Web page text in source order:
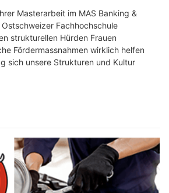
Masterarbeit im MAS Banking &
Fachhochschule
strukturellen Hürden Frauen
Fördermassnahmen wirklich helfen
sich unsere Strukturen und Kultur